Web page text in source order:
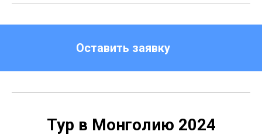
Оставить заявку
Тур в Монголию 2024